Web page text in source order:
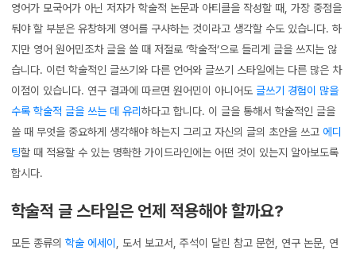
영어가 모국어가 아닌 저자가 학술적 논문과 아티클을 작성할 때, 가장 중점을
둬야 할 부분은 유창하게 영어를 구사하는 것이라고 생각할 수도 있습니다. 하
지만 영어 원어민조차 글을 쓸 때 저절로 ‘학술적’으로 들리게 글을 쓰지는 않
습니다. 이런 학술적인 글쓰기와 다른 언어와 글쓰기 스타일에는 다른 많은 차
이점이 있습니다. 연구 결과에 따르면 원어민이 아니어도 글쓰기 경험이 많을
수록 학술적 글을 쓰는 데 유리하다고 합니다. 이 글을 통해서 학술적인 글을
쓸 때 무엇을 중요하게 생각해야 하는지 그리고 자신의 글의 초안을 쓰고 에디
팅할 때 적용할 수 있는 명확한 가이드라인에는 어떤 것이 있는지 알아보도록
합시다.
학술적 글 스타일은 언제 적용해야 할까요?
모든 종류의 학술 에세이
, 도서 보고서, 주석이 달린 참고 문헌, 연구 논문, 연